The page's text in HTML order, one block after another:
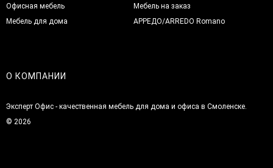
Офисная мебель
Мебель для дома
Мебель на заказ
АРРЕДО/ARREDO Romano
О КОМПАНИИ
Эксперт Офис - качественная мебель для дома и офиса в Смоленске.
© 2026